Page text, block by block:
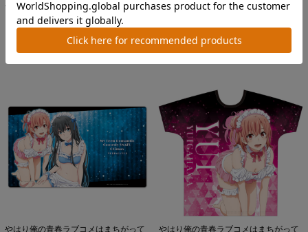
やはり俺の青春ラブコメはまちがって
いる。完 アクリルキャラス...
やはり俺の青春ラブコメはまちがって
やはり俺の青春ラブコメはまちがって
やはり俺の青春ラブコメはまちがって